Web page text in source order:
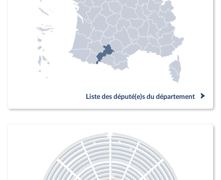
Liste des député(e)s du département